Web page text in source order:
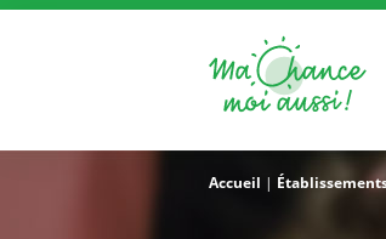
Accueil |